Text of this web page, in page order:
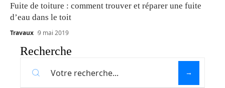
Fuite de toiture : comment trouver et réparer une fuite
d’eau dans le toit
Travaux 9 mai 2019
Recherche